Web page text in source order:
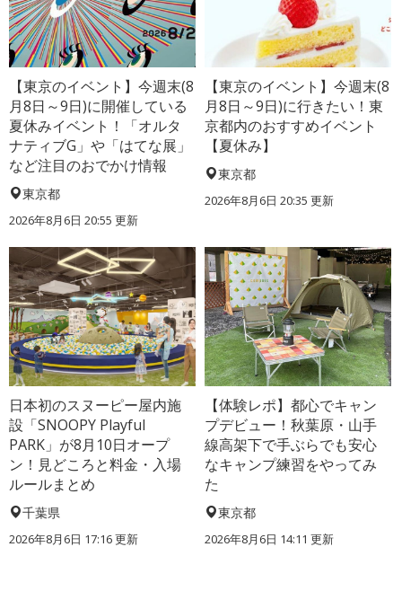
【東京のイベント】今週末(8
月8日～9日)に開催している
夏休みイベント！「オルタ
ナティブG」や「はてな展」
など注目のおでかけ情報
東京都
2026年8月6日 20:55 更新
【東京のイベント】今週末(8
月8日～9日)に行きたい！東
京都内のおすすめイベント
【夏休み】
東京都
2026年8月6日 20:35 更新
日本初のスヌーピー屋内施
設「SNOOPY Playful
PARK」が8月10日オープ
ン！見どころと料金・入場
ルールまとめ
千葉県
2026年8月6日 17:16更新
【体験レポ】都心でキャン
プデビュー！秋葉原・山手
線高架下で手ぶらでも安心
なキャンプ練習をやってみ
た
東京都
2026年8月6日 14:11 更新